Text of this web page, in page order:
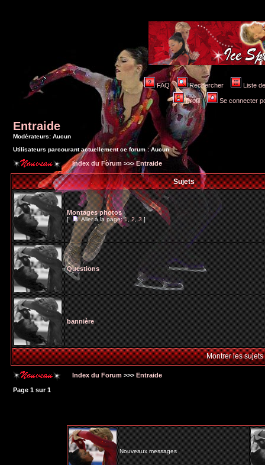
FAQ Rechercher Liste
Profil Se connecter
Entraide
Modérateurs: Aucun
Utilisateurs parcourant actuellement ce forum : Aucun
Index du Forum >>>Entraide
Sujets
Montages photos
[ Aller à la page:1,2,3]
Questions
bannière
Montrer les
Index du Forum >>> Entraide
Page 1 sur1
Nouveaux messages